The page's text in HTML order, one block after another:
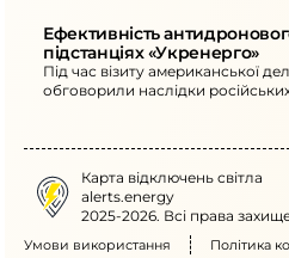
Ефективність
підстанціях «Укренерго»
Під час візиту американської
обговорили наслідки
Карта відключень світла
alerts.energy
2025-2026. Всі права
Умови використання Політика